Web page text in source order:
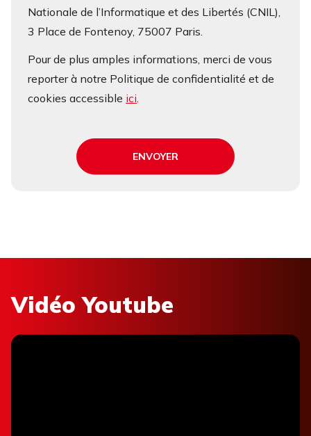
Nationale de l’Informatique et des Libertés (CNIL),
3 Place de Fontenoy, 75007 Paris.
Pour de plus amples informations, merci de vous
reporter à notre Politique de confidentialité et de
cookies accessible ici.
ENVOYER
Vidéo Youtube